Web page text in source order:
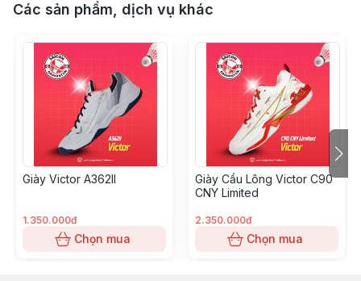
Các sản phẩm, dịch vụ khác
Giày Victor A362II
1.350.000đ
Chọn mua
Giày Cầu Lông Victor C90
CNY Limited
2.350.000đ
Chọn mua